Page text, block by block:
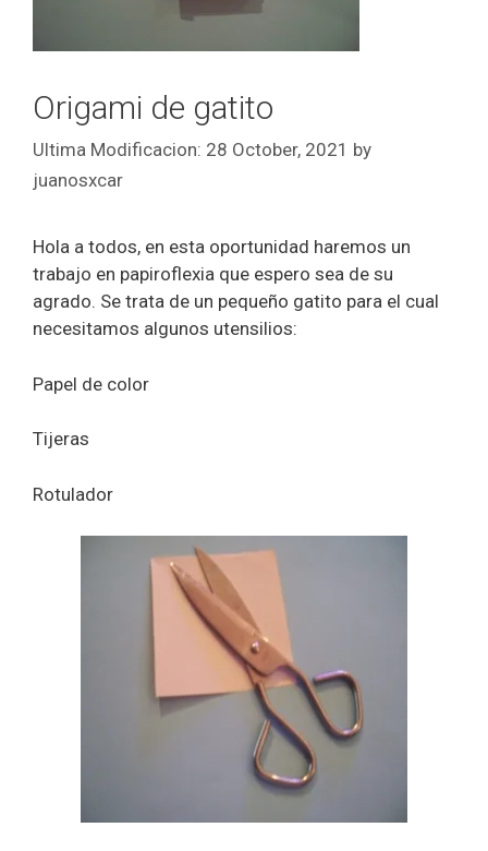
Origami de gatito
28 October, 2021 by
juanosxcar
Hola a todos, en esta oportunidad haremos un
trabajo en papiroflexia que espero sea de su
agrado. Se trata de un pequeño gatito para el cual
necesitamos algunos utensilios:
Papel de color
Tijeras
Rotulador